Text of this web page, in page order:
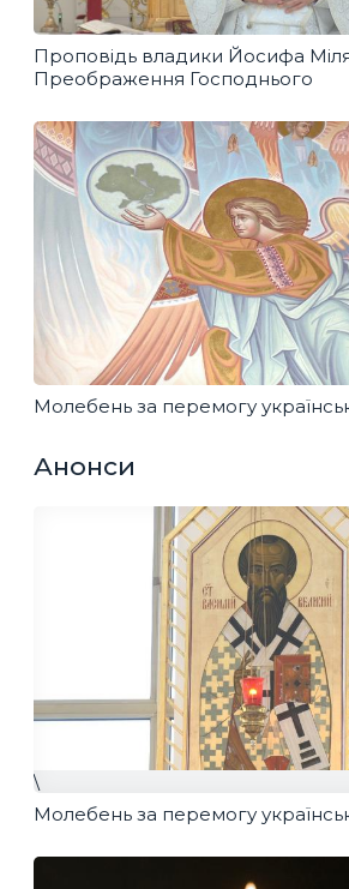
Проповідь владики Йосифа
Преображення Господнього
Молебень за перемогу
Анонси
\
Молебень за перемогу